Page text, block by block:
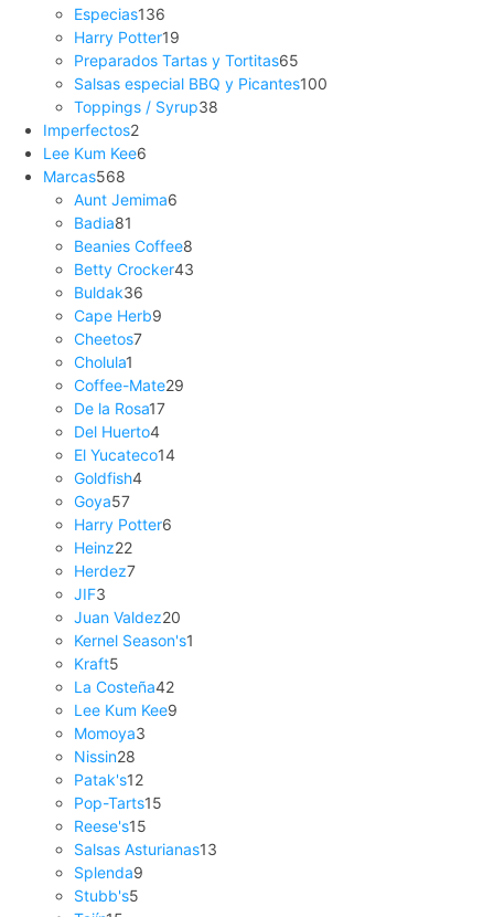
Especias136
Harry Potter19
Preparados Tartas y Tortitas65
Salsas especial BBQ y Picantes100
Toppings / Syrup38
Imperfectos2
Lee Kum Kee6
Marcas568
Aunt Jemima6
Badia81
Beanies Coffee8
Betty Crocker43
Buldak36
Cape Herb9
Cheetos7
Cholula1
Coffee-Mate29
De la Rosa17
Del Huerto4
El Yucateco14
Goldfish4
Goya57
Harry Potter6
Heinz22
Herdez7
JIF3
Juan Valdez20
Kernel Season's1
Kraft5
La Costeña42
Lee Kum Kee9
Momoya3
Nissin28
Patak's12
Pop-Tarts15
Reese's15
Salsas Asturianas13
Splenda9
Stubb's5